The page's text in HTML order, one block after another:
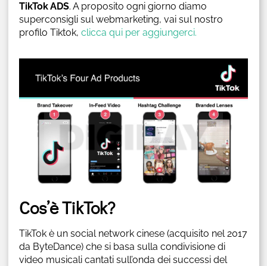
TikTok ADS. A proposito ogni giorno diamo
superconsigli sul webmarketing, vai sul nostro
profilo Tiktok, clicca qui per aggiungerci.
Cos’è TikTok?
TikTok è un social network cinese (acquisito nel 2017
da ByteDance) che si basa sulla condivisione di
video musicali cantati sull’onda dei successi del